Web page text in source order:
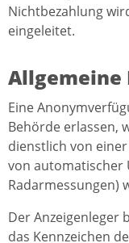
Nichtbezahlung
eingeleitet.
Eine
Behörde erlassen,
dienstlich von
von automatischer
Radarmessungen)
Der Anzeigenleger
das Kennzeichen